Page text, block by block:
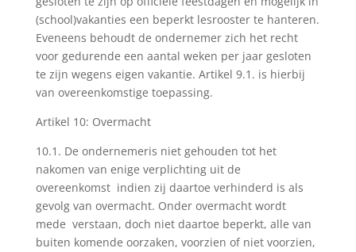
(school)vakanties een beperkt lesrooster te hanteren.
Eveneens behoudt de ondernemer zich het recht
voor gedurende een aantal weken per jaar gesloten
te zijn wegens eigen vakantie. Artikel 9.1. is hierbij
van overeenkomstige toepassing.
Artikel 10: Overmacht
10.1. De ondernemeris niet gehouden tot het
nakomen van enige verplichting uit de
overeenkomst indien zij daartoe verhinderd is als
gevolg van overmacht. Onder overmacht wordt
mede verstaan, doch niet daartoe beperkt, alle van
buiten komende oorzaken, voorzien of niet voorzien,